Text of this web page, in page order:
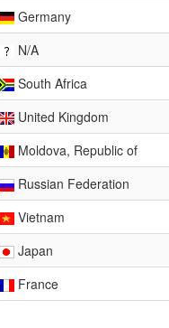
Germany
N/A
South Africa
United Kingdom
Moldova, Republic of
Russian Federation
Vietnam
Japan
France